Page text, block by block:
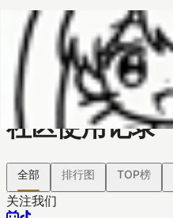
哈基榜
搜索
创建模板
返回模版
社区使用记录
全部 排行图 TOP榜
关注我们